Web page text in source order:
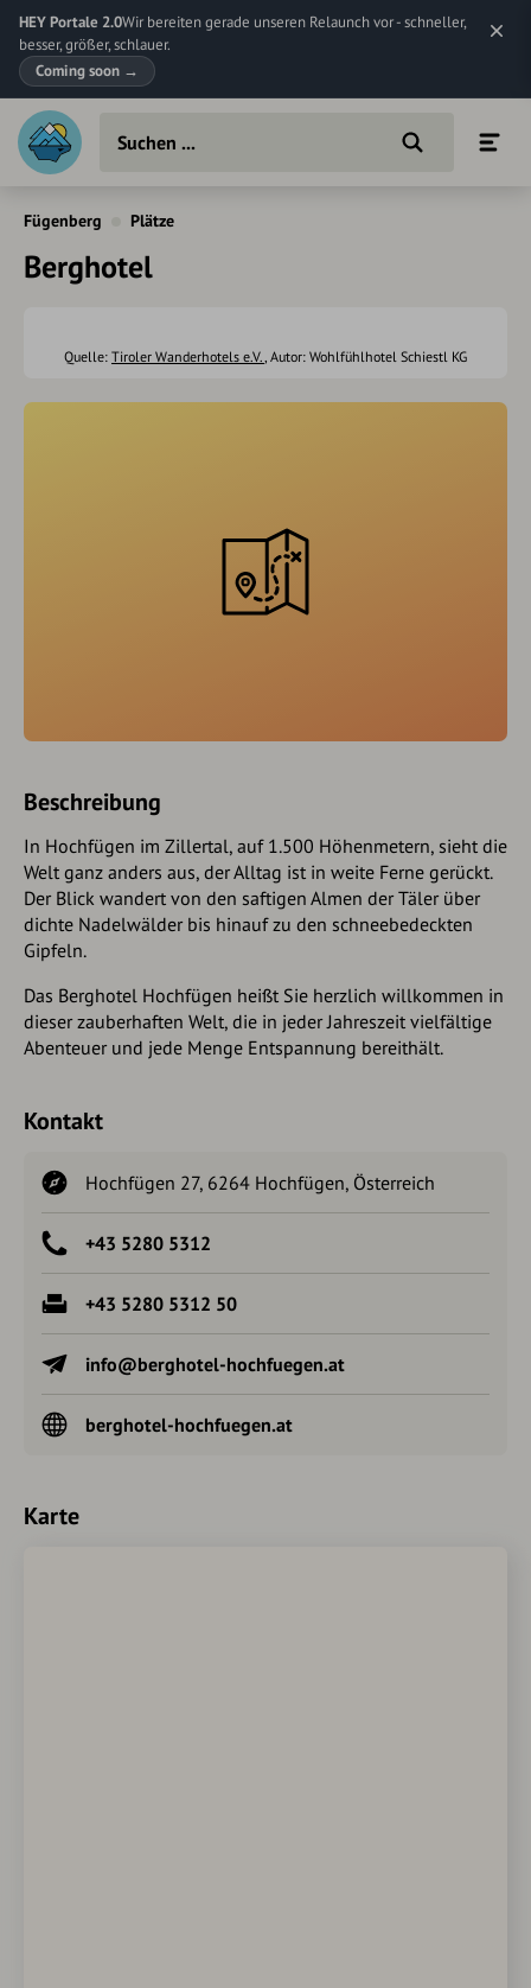
HEY Portale 2.0Wir bereiten gerade unseren Relaunch vor - schneller,
besser, größer, schlauer.
Coming soon →
Fügenberg Plätze
Berghotel
Quelle: Tiroler Wanderhotels e.V., Autor: Wohlfühlhotel Schiestl KG
Beschreibung
In Hochfügen im Zillertal, auf 1.500 Höhenmetern, sieht die
Welt ganz anders aus, der Alltag ist in weite Ferne gerückt.
Der Blick wandert von den saftigen Almen der Täler über
dichte Nadelwälder bis hinauf zu den schneebedeckten
Gipfeln.
Das Berghotel Hochfügen heißt Sie herzlich willkommen in
dieser zauberhaften Welt, die in jeder Jahreszeit vielfältige
Abenteuer und jede Menge Entspannung bereithält.
Kontakt
Hochfügen 27, 6264 Hochfügen, Österreich
+43 5280 5312
+43 5280 5312 50
info@berghotel-hochfuegen.at
berghotel-hochfuegen.at
Karte